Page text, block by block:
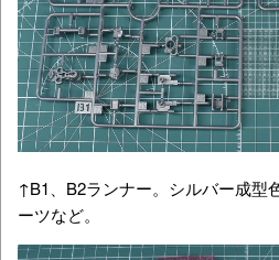
↑B1、B2ランナー。シルバー成型
ーツなど。